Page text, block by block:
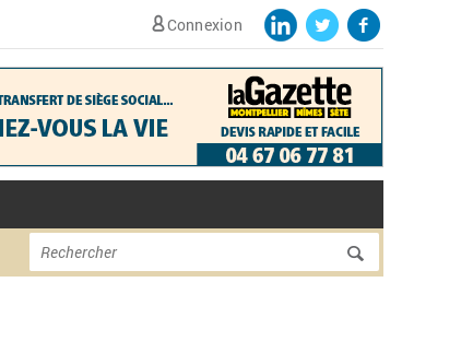
Connexion
Formulaire de
Rechercher